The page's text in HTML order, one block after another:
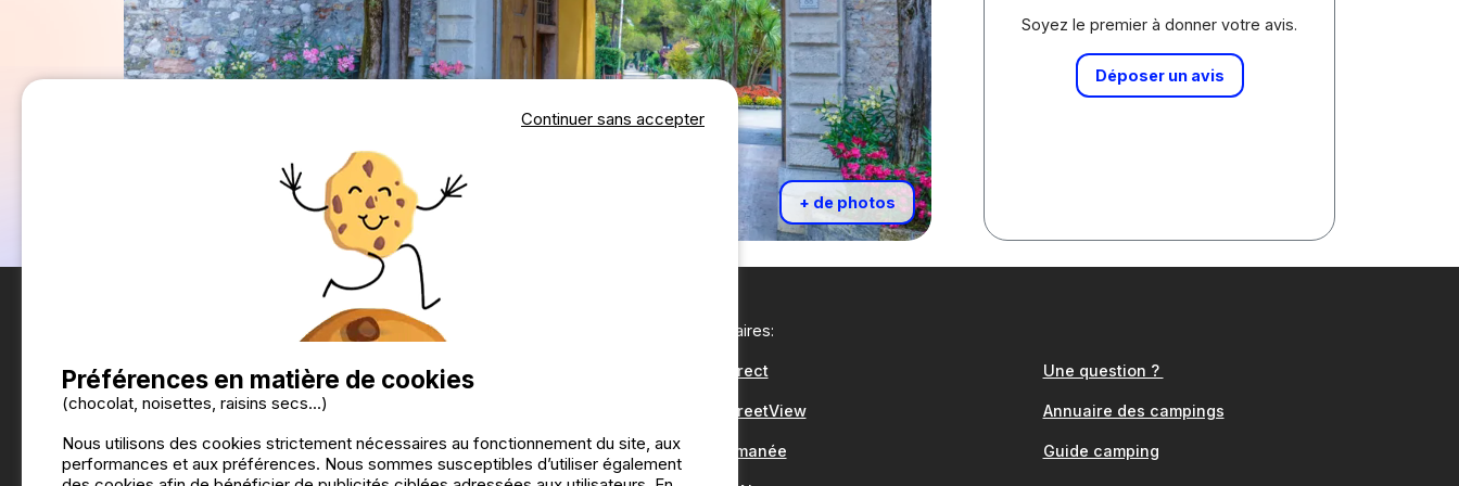
+ de photos
Soyez le premier à donner votre avis.
Déposer un avis
Nos partenaires:
CampingDirect
CampingStreetView
Groupe Romanée
Une question ?
Annuaire des campings
Guide camping
Continuer sans accepter
Préférences en matière de cookies
(chocolat, noisettes, raisins secs...)
Nous utilisons des cookies strictement nécessaires au fonctionnement du site, aux
performances et aux préférences. Nous sommes susceptibles d’utiliser également